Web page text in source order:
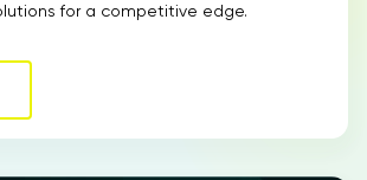
for a competitive edge.